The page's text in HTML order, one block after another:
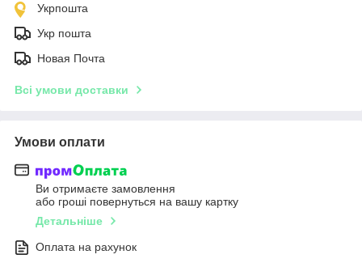
Укрпошта
Укр пошта
Новая Почта
Всі умови доставки
Умови оплати
Ви отримаєте замовлення
або гроші повернуться на вашу картку
Детальніше
Оплата на рахунок